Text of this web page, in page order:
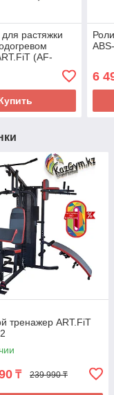
растяжки
(AF-
6
тренажер ART.FiT
₸ 239 990 ₸